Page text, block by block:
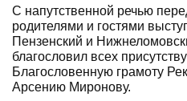
С напутственной речью
родителями и гостями
Пензенский и
благословил всех
Благословенную грамоту
Арсению Миронову.